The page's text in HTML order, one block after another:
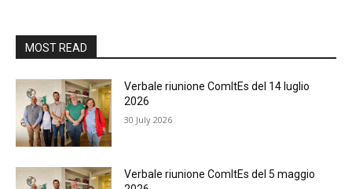
MOST READ
Verbale riunione ComItEs del 14 luglio
2026
30 July 2026
Verbale riunione ComItEs del 5 maggio